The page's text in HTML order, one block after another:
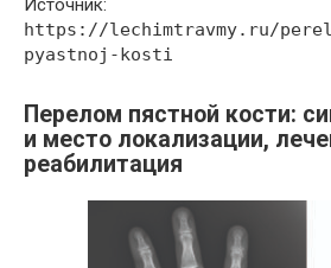
Источник:
https://lechimtravmy.ru/
pyastnoj-kosti
Перелом пястной кости:
и место локализации,
реабилитация